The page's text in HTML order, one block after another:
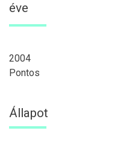
éve
2004
Pontos
Állapot